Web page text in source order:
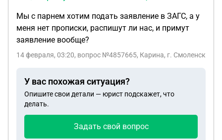
Мы с парнем хотим подать заявление в ЗАГС, а у
меня нет прописки, распишут ли нас, и примут
заявление вообще?
14 февраля, 03:20, вопрос №4857665, Карина, г. Смоленск
У вас похожая ситуация?
Опишите свои детали — юрист подскажет, что
делать.
Задать свой вопрос